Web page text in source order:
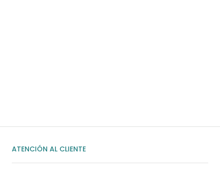
ATENCIÓN AL CLIENTE